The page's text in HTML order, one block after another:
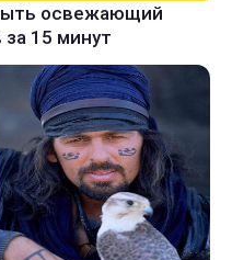
освежающий
15 минут